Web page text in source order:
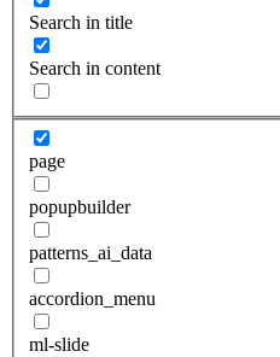
Search in title
Search in content
page
popupbuilder
patterns_ai_data
accordion_menu
ml-slide